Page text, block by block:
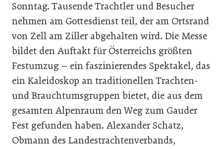
Sonntag. Tausende Trachtler und Besucher
nehmen am Gottesdienst teil, der am Ortsrand
von Zell am Ziller abgehalten wird. Die Messe
bildet den Auftakt für Österreichs größten
Festumzug – ein faszinierendes Spektakel, das
ein Kaleidoskop an traditionellen Trachten-
und Brauchtumsgruppen bietet, die aus dem
gesamten Alpenraum den Weg zum Gauder
Fest gefunden haben. Alexander Schatz,
Obmann des Landestrachtenverbands,